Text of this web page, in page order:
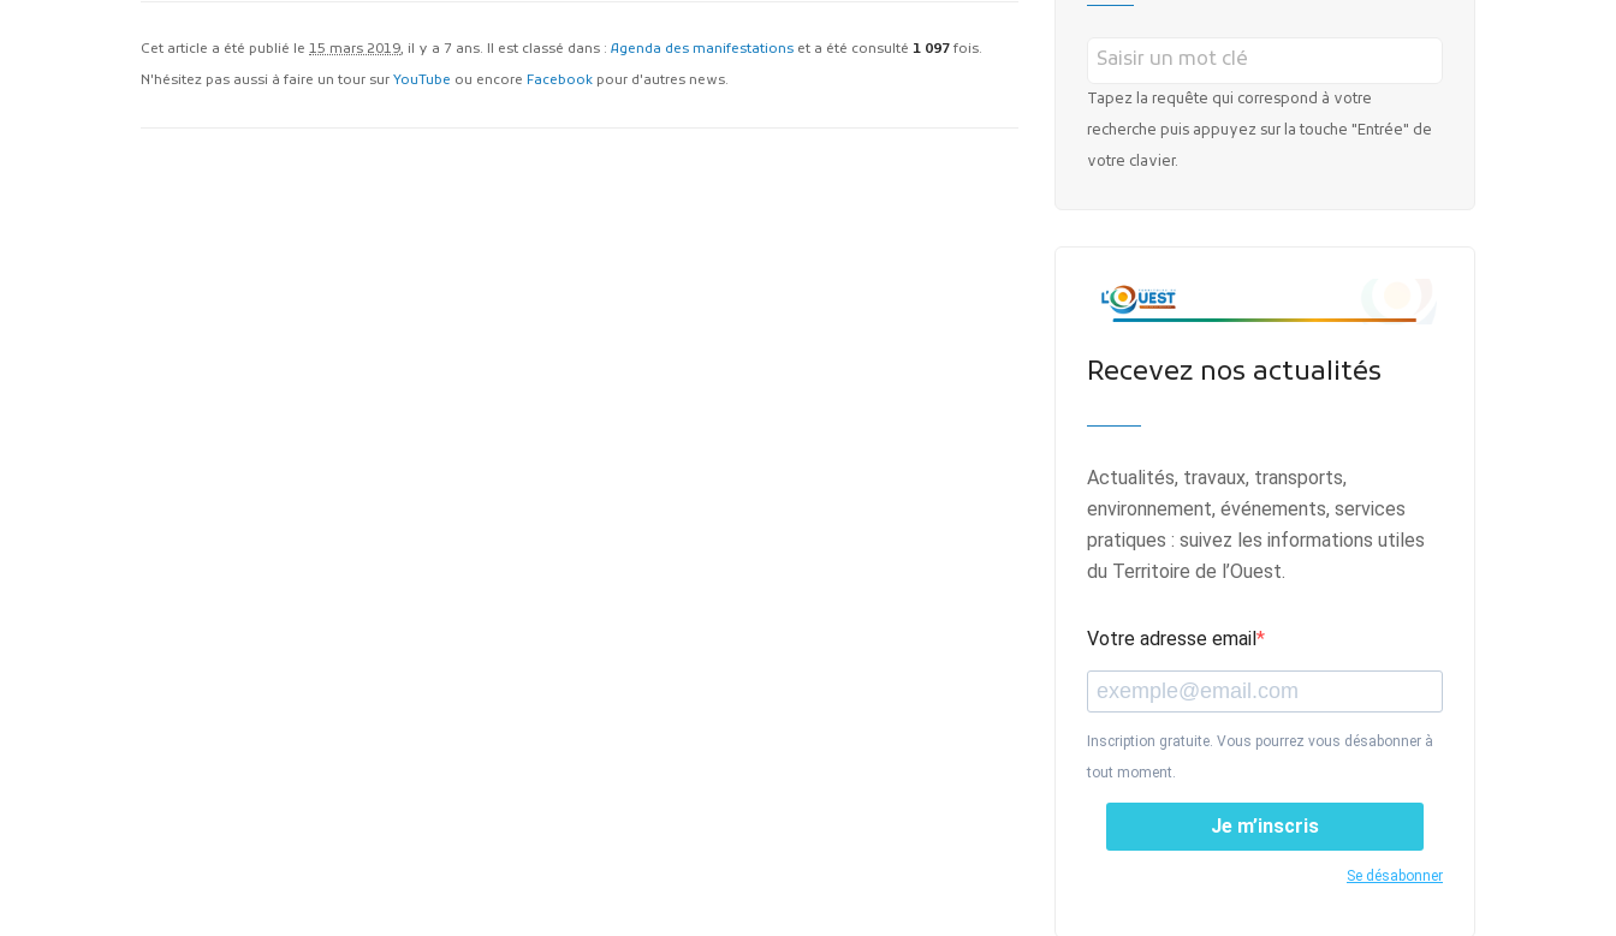
Cet article a été publié le 15 mars 2019, il y a 7 ans. Il est classé dans : Agenda des manifestations et a été consulté 1 097 fois.
N'hésitez pas aussi à faire un tour sur YouTube ou encore Facebook pour d'autres news.
Tapez la requête qui correspond à votre
recherche puis appuyez sur la touche "Entrée" de
votre clavier.
Recevez nos actualités
Actualités, travaux, transports,
environnement, événements, services
pratiques : suivez les informations utiles
du Territoire de l’Ouest.
Votre adresse email
Inscription gratuite. Vous pourrez vous désabonner à
tout moment.
Je m’inscris
Se désabonner